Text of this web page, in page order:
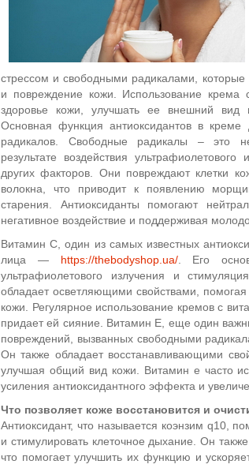
стрессом и свободными радикалами,
и повреждение кожи. Использование крема
здоровье кожи, улучшать ее внешний вид
Основная функция антиоксидантов в
радикалов. Свободные радикалы – это
результате воздействия
других факторов. Они повреждают клетки
волокна, что приводит к появлению
старения. Антиоксиданты помогают
негативное воздействие и поддерживая
Витамин С, один из самых известных
лица — https://thebodyshop.ua/. Его
ультрафиолетового излучения и
обладает осветляющими свойствами,
кожи. Регулярное использование кремов с
придает ей сияние. Витамин Е, еще один
повреждений, вызванных свободными
Он также обладает восстанавливающими
улучшая общий вид кожи. Витамин e часто
усиления антиоксидантного эффекта и
Что позволяет коже восстановится и
Антиоксидант, что называется коэнзим q10,
и стимулировать клеточное дыхание. Он
что помогает улучшить их функцию и